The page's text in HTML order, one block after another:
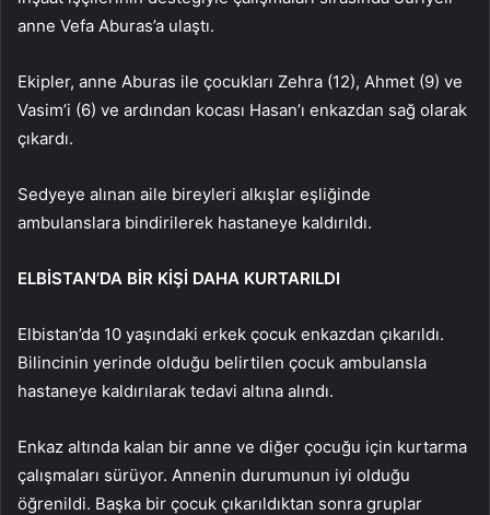
anne Vefa Aburas’a ulaştı.
Ekipler, anne Aburas ile çocukları Zehra (12), Ahmet (9) ve
Vasim’i (6) ve ardından kocası Hasan’ı enkazdan sağ olarak
çıkardı.
Sedyeye alınan aile bireyleri alkışlar eşliğinde
ambulanslara bindirilerek hastaneye kaldırıldı.
ELBİSTAN’DA BİR KİŞİ DAHA KURTARILDI
Elbistan’da 10 yaşındaki erkek çocuk enkazdan çıkarıldı.
Bilincinin yerinde olduğu belirtilen çocuk ambulansla
hastaneye kaldırılarak tedavi altına alındı.
Enkaz altında kalan bir anne ve diğer çocuğu için kurtarma
çalışmaları sürüyor. Annenin durumunun iyi olduğu
öğrenildi. Başka bir çocuk çıkarıldıktan sonra gruplar